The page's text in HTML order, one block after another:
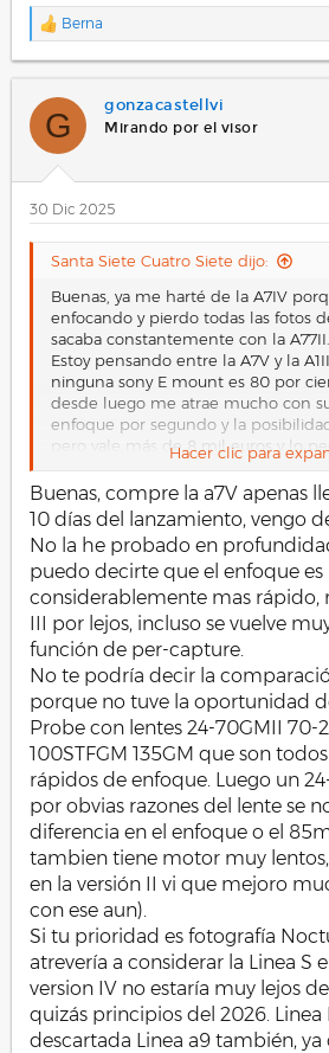
R
a
c
o
e
s
:
Berna
G
gonzacastellvi
Mirando por el visor
30 Dic 2025
Santa Siete Cuatro Siete dijo:
Buenas, ya me harté de la A7IV
enfocando y pierdo todas las fotos
sacaba constantemente con la A77II.
Estoy pensando entre la A7V y la
ninguna sony E mount es 80 por
desde luego me atrae mucho con
enfoque por segundo y la
pero vale más de 8 mil euros y lo
tiene dos cortinas de disparo o solo
original. Si tiene solo una, es
La A7V tiene 60 cálculos de
mal, pero tiene un rolling shutter
menos del 25 por ciento del sensor
queda usar el disparo mecánico
tiene que agarrar el sujeto desde
dispara puede considerarse más
No me convenzan de quedarme
una cámara horrible para el tipo de
Es lo que llamo una cámara para
decir, sujeto predecible, buena
movimiento lento o estático. Incluso
II es imposible atinar a pájaros
peor de todo es cómo a partir de 1/
sensor empieza a subexponer y te
ISO alto por encima de 3200, lo
recuperar las fotos de aviación
los tristes 5fps en raw 12 bit sin
uncompressed es el no más .
Ah, tampoco quiero la A7RV, es
de lo que la a7iv ya es , y además
cálculos de enfoque por segundo y
para gestionar archivos de 61
Ahora bien
Hacer clic para
Buenas, compre la a7V apenas
10 días del lanzamiento, vengo
No la he probado en
puedo decirte que el enfoque es
considerablemente mas rápido,
III por lejos, incluso se vuelve
función de per-capture.
No te podría decir la
porque no tuve la oportunidad
Probe con lentes 24-70GMII 70-
100STFGM 135GM que son
rápidos de enfoque. Luego un
por obvias razones del lente se
diferencia en el enfoque o el
tambien tiene motor muy
en la versión II vi que mejoro
con ese aun).
Si tu prioridad es fotografía
atrevería a considerar la Linea S
version IV no estaría muy lejos
quizás principios del 2026.
descartada Linea a9 también, ya